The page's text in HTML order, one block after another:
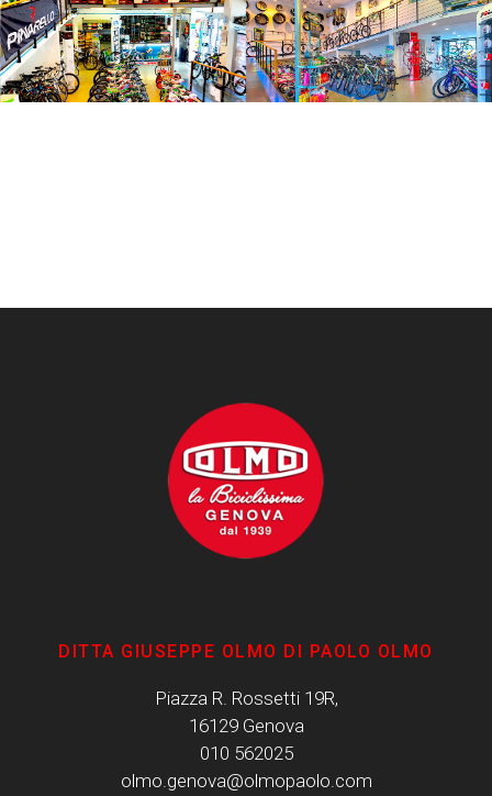
DITTA GIUSEPPE OLMO DI PAOLO OLMO
Piazza R. Rossetti 19R,
16129 Genova
010 562025
olmo.genova@olmopaolo.com